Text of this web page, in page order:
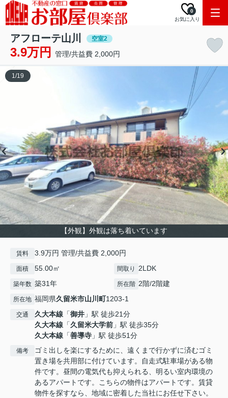
お気に入り
0
アフローテ山川 空室2
3.9万円 管理/共益費 2,000円
【外観】外観は落ち着いています
1/19
賃料 3.9万円 管理/共益費 2,000円
面積 55.00㎡ 間取り 2LDK
築年数 築31年 所在階 2階/2階建
所在地 福岡県久留米市山川町1203-1
交通 久大本線 「御井 」駅 徒歩21分
久大本線 「久留米大学前 」駅 徒歩35分
久大本線 「善導寺 」駅 徒歩51分
備考
ゴミ出しを楽にするために、遠くまで行かずに済むゴミ
置き場を共用部に付けています。自走式駐車場がある物
件です。昼間の電気代も抑えられる、明るい室内環境の
あるアパートです。こちらの物件はアパートです。賃貸
物件を探すなら、地域に密着した当社にお任せ下さい。